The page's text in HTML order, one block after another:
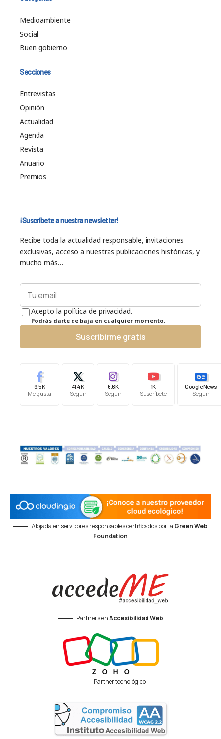
Medioambiente
Social
Buen gobierno
Secciones
Entrevistas
Opinión
Actualidad
Agenda
Revista
Anuario
Premios
¡Suscríbete a nuestra newsletter!
Recibe toda la actualidad responsable, invitaciones
exclusivas, acceso a nuestras publicaciones históricas, y
mucho más…
Acepto la política de privacidad.
Podrás darte de baja en cualquier momento.
Suscribirme gratis
9.5K
Me gusta
41.4K
Seguir
6.6K
Seguir
1K
Suscríbete
Google News
Seguir
Alojada en servidores responsables certificados por la Green Web
Foundation
Partners enAccesibilidad Web
Partner tecnológico